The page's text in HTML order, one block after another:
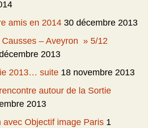
amis en 2014 30 décembre 2013
– Aveyron » 5/12
2013
2013… suite 18 novembre 2013
autour de la Sortie
2013
avec Objectif image Paris 1